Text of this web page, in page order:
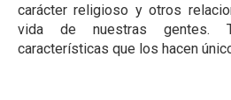
carácter religioso y otros
vida de nuestras gentes.
características que los hacen